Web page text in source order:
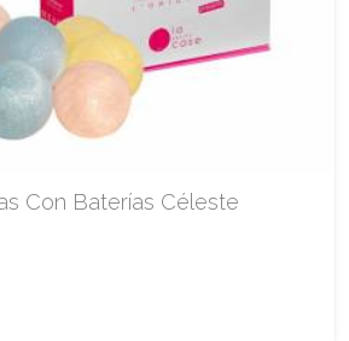
Con Baterías Céleste